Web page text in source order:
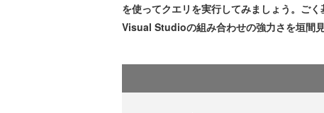
を使ってクエリを実行してみましょう。ご
Visual Studioの組み合わせの強力さを垣間